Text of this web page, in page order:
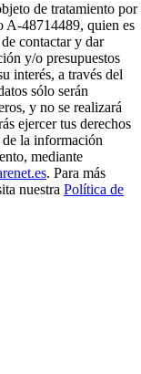
de tratamiento por
48714489, quien es
contactar y dar
y/o presupuestos
interés, a través del
sólo serán
y no se realizará
ejercer tus derechos
la información
mediante
. Para más
nuestra Política de